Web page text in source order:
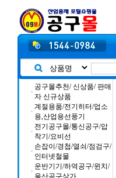
공구몰추천/ 신상품/ 판매
자 신규상품
계절용품/전기히터/업소
용,산업용선풍기
전기공구몰/통신공구/압
착기/요비선
손잡이/경첩/열쇠/점검구/
인터넷철물
운반기기/하역공구/윈치/
울산공구상가